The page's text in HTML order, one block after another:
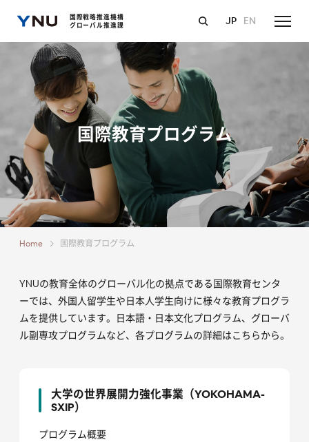
国際戦略推進機構
グローバル推進課
JP EN
国際教育プログラム
Home 国際教育プログラム
YNUの教育全体のグローバル化の拠点である国際教育センタ
ーでは、外国人留学生や日本人学生向けに様々な教育プログラ
ムを提供しています。日本語・日本文化プログラム、グローバ
ル副専攻プログラムなど、各プログラムの詳細はこちらから。
大学の世界展開力強化事業（YOKOHAMA-
SXIP）
プログラム概要